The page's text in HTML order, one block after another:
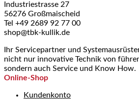
Industriestrasse 27
56276 Großmaischeid
Tel +49 2689 92 77 00
shop@tbk-kullik.de
Ihr Servicepartner und
nicht nur innovative Technik von
sondern auch Service und Know How.
Online-Shop
Kundenkonto